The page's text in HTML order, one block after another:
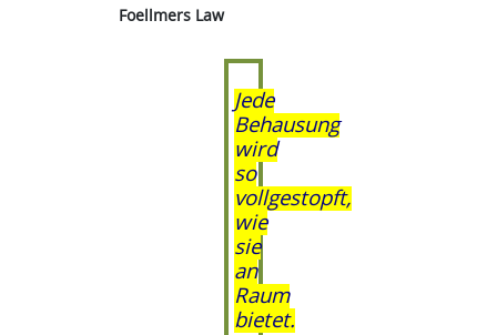
Foellmers Law
Jede
Behausung
wird
so
vollgestopft,
wie
sie
an
Raum
bietet.